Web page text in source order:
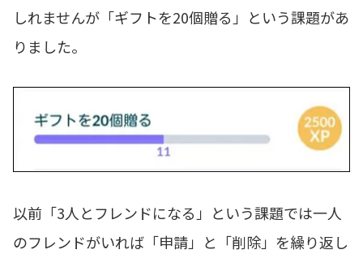
しれませんが「ギフトを20個贈る」という課題があ
りました。
以前「3人とフレンドになる」という課題では一人
のフレンドがいれば「申請」と「削除」を繰り返し